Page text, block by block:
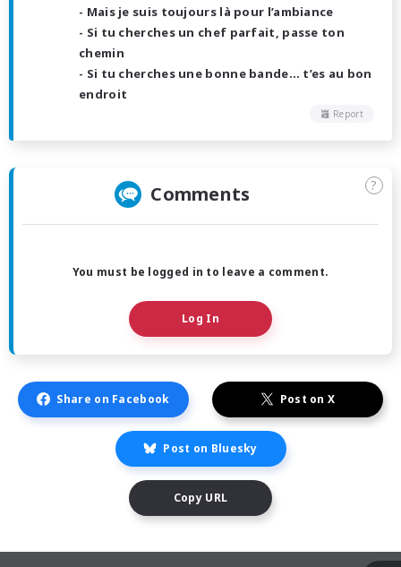
- Mais je suis toujours là pour l’ambiance
- Si tu cherches un chef parfait, passe ton
chemin
- Si tu cherches une bonne bande… t’es au bon
endroit
Report
Comments ?
You must be logged in to leave a comment.
Log In
Share on Facebook Post on X
Post on Bluesky
Copy URL